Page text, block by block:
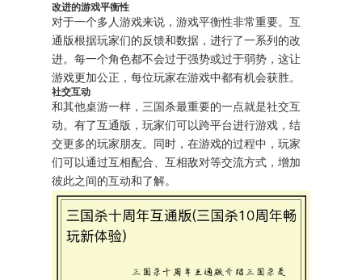
改进的游戏平衡性
对于一个多人游戏来说，游戏平衡性非常重要。互
通版根据玩家们的反馈和数据，进行了一系列的改
进。每一个角色都不会过于强势或过于弱势，这让
游戏更加公正，每位玩家在游戏中都有机会获胜。
社交互动
和其他桌游一样，三国杀最重要的一点就是社交互
动。有了互通版，玩家们可以跨平台进行游戏，结
交更多的玩家朋友。同时，在游戏的过程中，玩家
们可以通过互相配合、互相敌对等交流方式，增加
彼此之间的互动和了解。